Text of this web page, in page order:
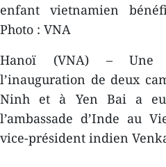
enfant vietnamien
Photo : VNA
Hanoï (VNA) – Une
l’inauguration de deux
Ninh et à Yen Bai a
l’ambassade d’Inde au
vice-président indien